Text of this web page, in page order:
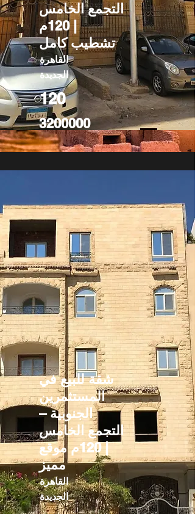
التجمع الخامس
| 120م
تشطيب كامل
القاهرة
الجديدة
120
3200000
شقة للبيع في
المستثمرين
الجنوبية –
التجمع الخامس
| 120م موقع
مميز
القاهرة
الجديدة